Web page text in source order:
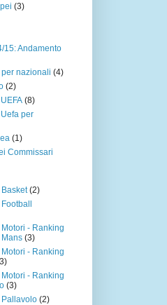
(3)
15: Andamento
nazionali (4)
(2)
(8)
per
(1)
Commissari
(2)
- Ranking
(3)
- Ranking
- Ranking
(3)
Pallavolo (2)